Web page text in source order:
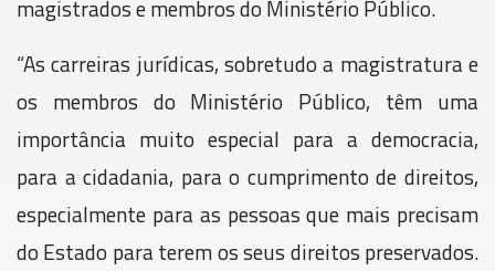
magistrados e membros do Ministério Público.
“As carreiras jurídicas, sobretudo a magistratura e
os membros do Ministério Público, têm uma
importância muito especial para a democracia,
para a cidadania, para o cumprimento de direitos,
especialmente para as pessoas que mais precisam
do Estado para terem os seus direitos preservados.